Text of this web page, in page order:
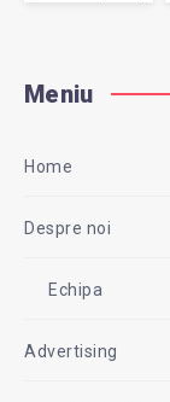
Meniu
Home
Despre noi
Echipa
Advertising